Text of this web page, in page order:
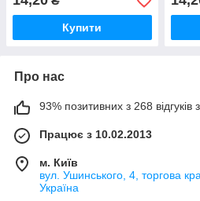
Купити
Про нас
93% позитивних з 268 відгуків
Працює з 10.02.2013
м. Київ
вул. Ушинського, 4, торгова
Україна